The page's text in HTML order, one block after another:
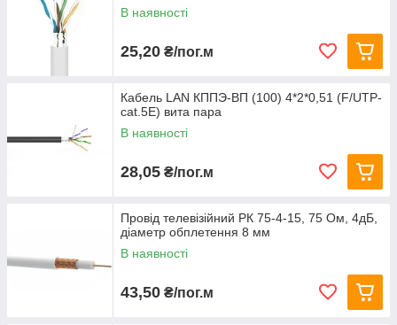
В наявності
25,20 ₴/пог.м
Кабель LAN КППЭ-ВП (100) 4*2*0,51 (F/UTP-
cat.5E) вита пара
В наявності
28,05 ₴/пог.м
Провід телевізійний РК 75-4-15, 75 Ом, 4дБ,
діаметр обплетення 8 мм
В наявності
43,50 ₴/пог.м